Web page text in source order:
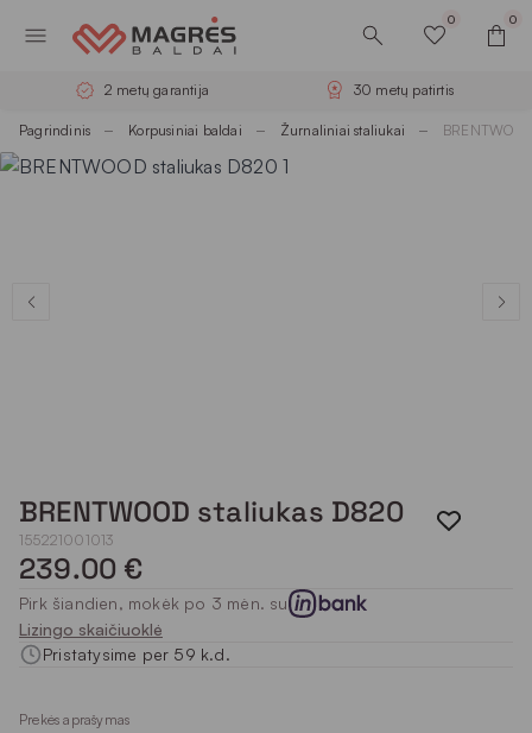
0 0
2 metų garantija 30 metų patirtis
Pagrindinis Korpusiniai baldai Žurnaliniai staliukai
BRENTWOOD staliukas D820
155221001013
239.00 €
Pirk šiandien, mokėk po 3 mėn. su
Lizingo skaičiuoklė
Pristatysime per 59 k.d.
Prekės aprašymas